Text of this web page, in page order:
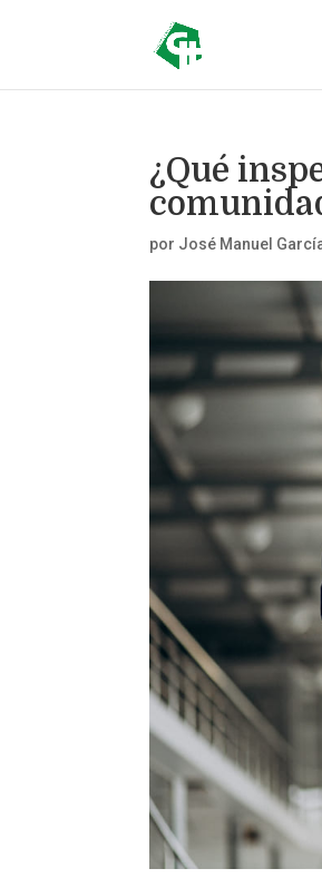
¿Qué
por José Manuel